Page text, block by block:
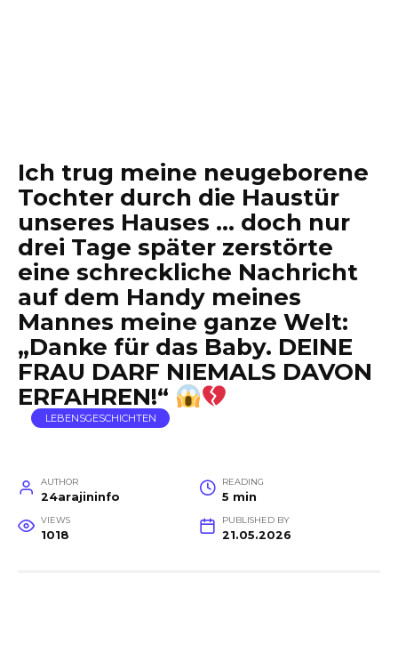
Ich trug meine neugeborene
Tochter durch die Haustür
unseres Hauses … doch nur
drei Tage später zerstörte
eine schreckliche Nachricht
auf dem Handy meines
Mannes meine ganze Welt:
„Danke für das Baby. DEINE
FRAU DARF NIEMALS DAVON
ERFAHREN!“
LEBENSGESCHICHTEN
AUTHOR
24arajininfo
READING
5 min
VIEWS
1018
PUBLISHED BY
21.05.2026